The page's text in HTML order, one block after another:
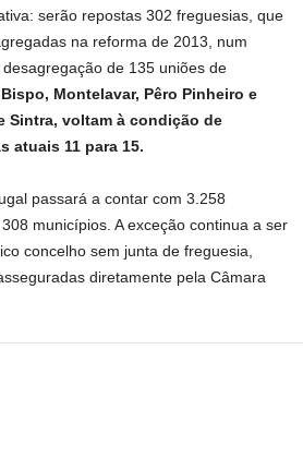
serão repostas 302 freguesias, que
na reforma de 2013, num
de 135 uniões de
Montelavar, Pêro Pinheiro e
Sintra, voltam à condição de
atuais 11 para 15.
passará a contar com 3.258
municípios. A exceção continua a ser
concelho sem junta de freguesia,
diretamente pela Câmara